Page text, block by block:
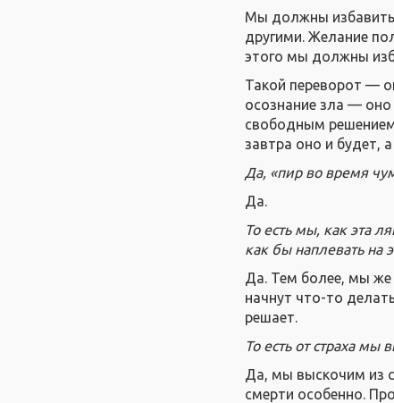
Мы должны
другими. Желание
этого мы должны
Такой переворот —
осознание зла —
свободным
завтра оно и будет,
Да, «пир во время
Да.
То есть мы, как эта
как бы наплевать на
Да. Тем более, мы же
начнут что-то
решает.
То есть от страха мы
Да, мы выскочим из
смерти особенно.